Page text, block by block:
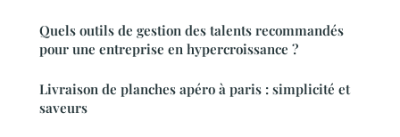
Quels outils de gestion des talents recommandés
pour une entreprise en hypercroissance ?
Livraison de planches apéro à paris : simplicité et
saveurs